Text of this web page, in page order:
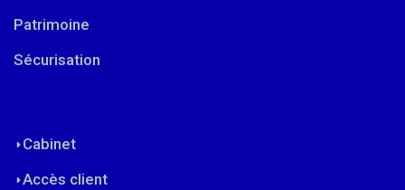
Patrimoine
Sécurisation
Cabinet
Accès client